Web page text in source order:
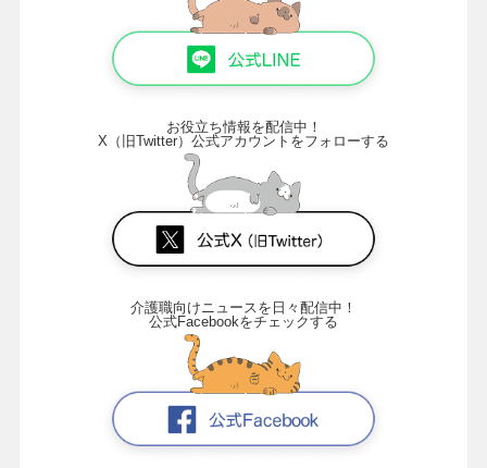
お役立ち情報を配信中！
X（旧Twitter）公式アカウントをフォローする
介護職向けニュースを日々配信中！
公式Facebookをチェックする